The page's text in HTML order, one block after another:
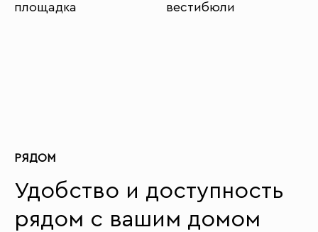
площадка
вестибюли
РЯДОМ
Удобство и доступность
рядом с вашим домом